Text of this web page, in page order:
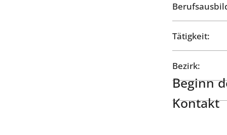
Tätigkeit:
Bezirk:
Beginn
Kontakt